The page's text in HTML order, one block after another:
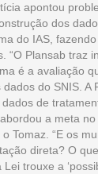
apontou
dos
do IAS,
“O Plansab traz
é a avaliação
do SNIS. A
de
a meta
Tomaz. “E os
direta? O
trouxe a